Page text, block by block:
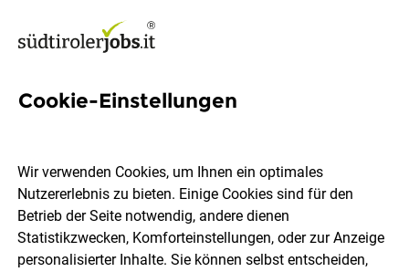
Südtirol
Cookie-Einstellungen
Wir verwenden Cookies, um Ihnen ein optimales
Nutzererlebnis zu bieten. Einige Cookies sind für den
Betrieb der Seite notwendig, andere dienen
Statistikzwecken, Komforteinstellungen, oder zur Anzeige
personalisierter Inhalte. Sie können selbst entscheiden,